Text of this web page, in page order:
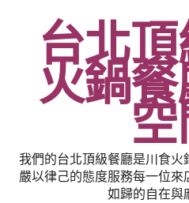
台北
火鍋
我們的台北頂級餐廳是川食
嚴以律己的態度服務每一位
如歸的自在與